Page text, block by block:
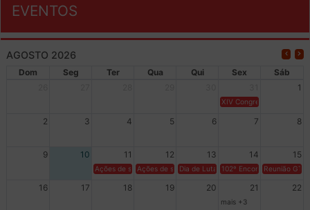
EVENTOS
AGOSTO 2026
Dom Seg Ter Qua Qui Sex
Sáb
1
XIV Congresso Brasileiro
2 3 4 5 6 7 8
9 10 11 12 13 14 15
Ações de solidariedade a Cuba no Rio Grande do Sul - 100
Ações de solidariedade a Cuba no Rio Grande do
Dia de Luta em Defesa de Cuba e da
102º Encontro da
Reunião
16 17 18 19 20 21 22
mais +3